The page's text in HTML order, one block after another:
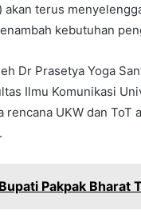
akan terus
kebutuhan
Dr Prasetya Yoga
Ilmu Komunikasi
rencana UKW dan
Pakpak Bharat